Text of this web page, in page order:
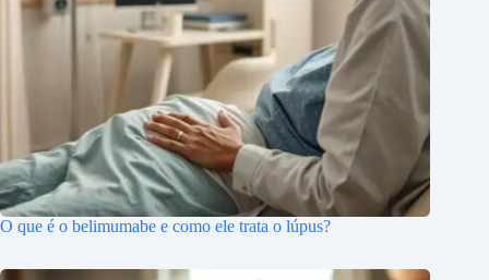
O que é o belimumabe e como ele trata o lúpus?